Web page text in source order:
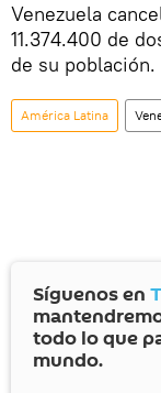
Venezuela
11.374.400 de
de su población.
América Latina
Síguenos en
todo lo que
mundo.